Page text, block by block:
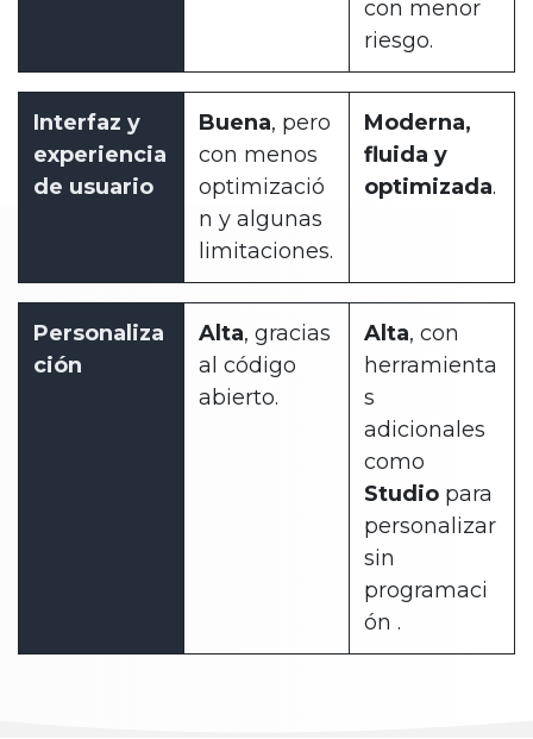
con menor
riesgo.
Interfaz y
experiencia
de usuario
Buena, pero
con menos
optimizació
n y algunas
limitaciones.
Moderna,
fluida y
optimizada.
Personaliza
ción
Alta, gracias
al código
abierto.
Alta, con
herramienta
s
adicionales
como
Studio para
personalizar
sin
programaci
ón .